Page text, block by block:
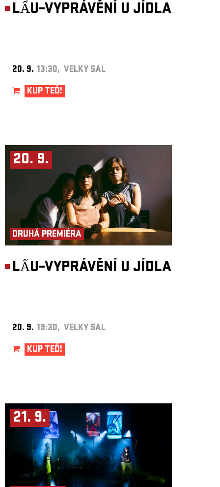
LẨU–VYPRÁVĚNÍ U JÍDLA
20. 9. 13:30, VELKÝ SÁL
KUP TEĎ!
20. 9.
DRUHÁ PREMIÉRA
LẨU–VYPRÁVĚNÍ U JÍDLA
20. 9. 19:30, VELKÝ SÁL
KUP TEĎ!
21. 9.